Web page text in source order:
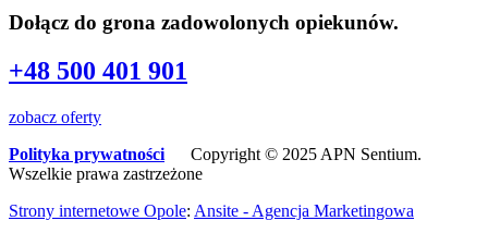
Dołącz do grona zadowolonych opiekunów.
+48 500 401 901
zobacz oferty
Polityka prywatności
Copyright © 2025 APN Sentium.
Wszelkie prawa zastrzeżone
Strony internetowe Opole: Ansite - Agencja Marketingowa